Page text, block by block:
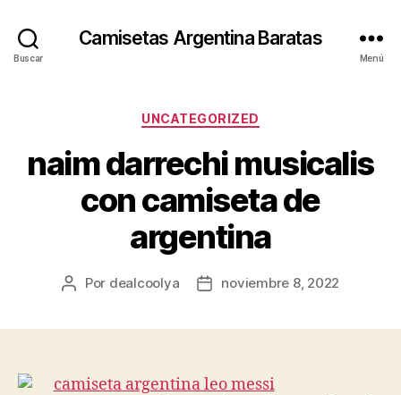
Buscar
Camisetas Argentina Baratas
Menú
Categorías
UNCATEGORIZED
naim darrechi musicalis
con camiseta de
argentina
Autor
Por dealcoolya
Fechanoviembre 8, 2022